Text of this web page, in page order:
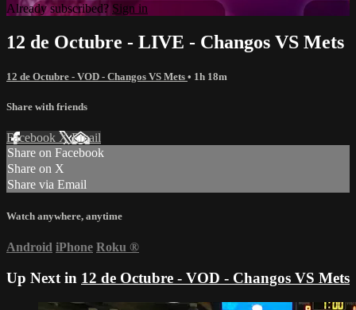
Already subscribed? Sign in
12 de Octubre - LIVE - Changos VS Mets
12 de Octubre - VOD - Changos VS Mets • 1h 18m
Share with friends
Facebook XEmail
Share on Facebook
Share on X
Share via Email
Watch anywhere, anytime
Android iPhone Roku ®
Up Next in 12 de Octubre - VOD - Changos VS Mets